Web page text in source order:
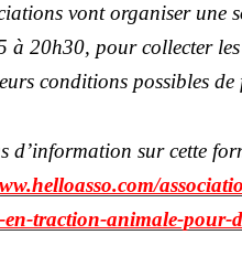
vont organiser une
à 20h30, pour collecter
conditions possibles
d’information sur cette
traction-animale-pour-